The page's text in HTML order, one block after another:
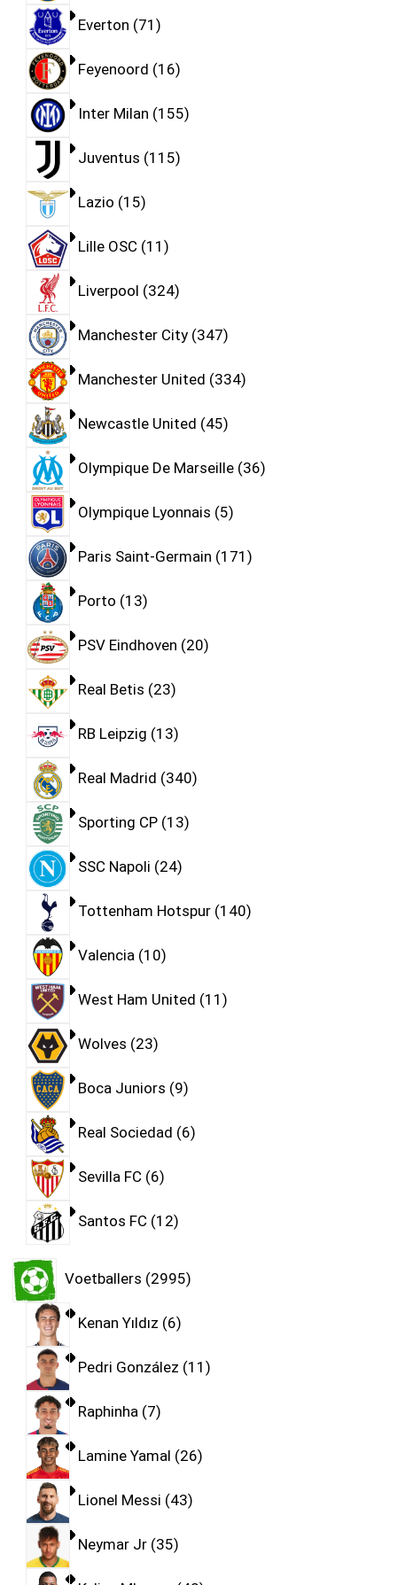
Everton 71
Feyenoord 16
Inter Milan 155
Juventus 115
Lazio 15
Lille OSC 11
Liverpool 324
Manchester City 347
Manchester United 334
Newcastle United 45
Olympique De Marseille 36
Olympique Lyonnais 5
Paris Saint-Germain 171
Porto 13
PSV Eindhoven 20
Real Betis 23
RB Leipzig 13
Real Madrid 340
Sporting CP 13
SSC Napoli 24
Tottenham Hotspur 140
Valencia 10
West Ham United 11
Wolves 23
Boca Juniors 9
Real Sociedad 6
Sevilla FC 6
Santos FC 12
Voetballers 2995
Kenan Yıldız 6
Pedri González 11
Raphinha 7
Lamine Yamal 26
Lionel Messi 43
Neymar Jr 35